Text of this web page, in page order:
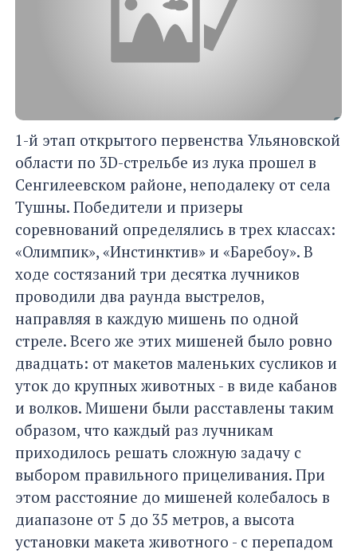
1-й этап открытого первенства Ульяновской
области по 3D-стрельбе из лука прошел в
Сенгилеевском районе, неподалеку от села
Тушны. Победители и призеры
соревнований определялись в трех классах:
«Олимпик», «Инстинктив» и «Баребоу». В
ходе состязаний три десятка лучников
проводили два раунда выстрелов,
направляя в каждую мишень по одной
стреле. Всего же этих мишеней было ровно
двадцать: от макетов маленьких сусликов и
уток до крупных животных - в виде кабанов
и волков. Мишени были расставлены таким
образом, что каждый раз лучникам
приходилось решать сложную задачу с
выбором правильного прицеливания. При
этом расстояние до мишеней колебалось в
диапазоне от 5 до 35 метров, а высота
установки макета животного - с перепадом